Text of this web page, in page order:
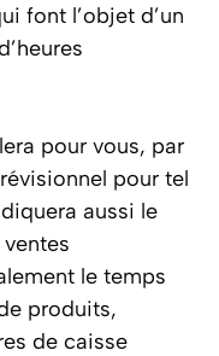
font l’objet d’un
pour vous, par
pour tel
aussi le
le temps
produits,
de caisse